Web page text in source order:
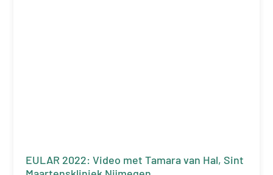
EULAR 2022: Video met Tamara van Hal, Sint